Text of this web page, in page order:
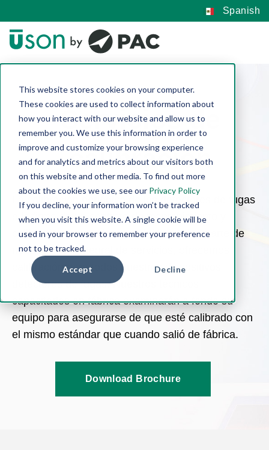
This website stores cookies on your computer.
These cookies are used to collect information about
how you interact with our website and allow us to
remember you. We use this information in order to
improve and customize your browsing experience
and for analytics and metrics about our visitors both
on this website and other media. To find out more
about the cookies we use, see our Privacy Policy
If you decline, your information won’t be tracked
when you visit this website. A single cookie will be
used in your browser to remember your preference
not to be tracked.
Accept Decline
Spanish
Servicios de
calibración
La calibración periódica de los detectores de fugas
o la firma de un contrato de mantenimiento y
calibración es una buena opción. Como parte de
nuestra línea integral de servicios, ofrecemos
calibración para todos nuestros dispositivos
detectores de fugas. Nuestros técnicos
capacitados en fábrica examinarán a fondo su
equipo para asegurarse de que esté calibrado con
el mismo estándar que cuando salió de fábrica.
Download Brochure